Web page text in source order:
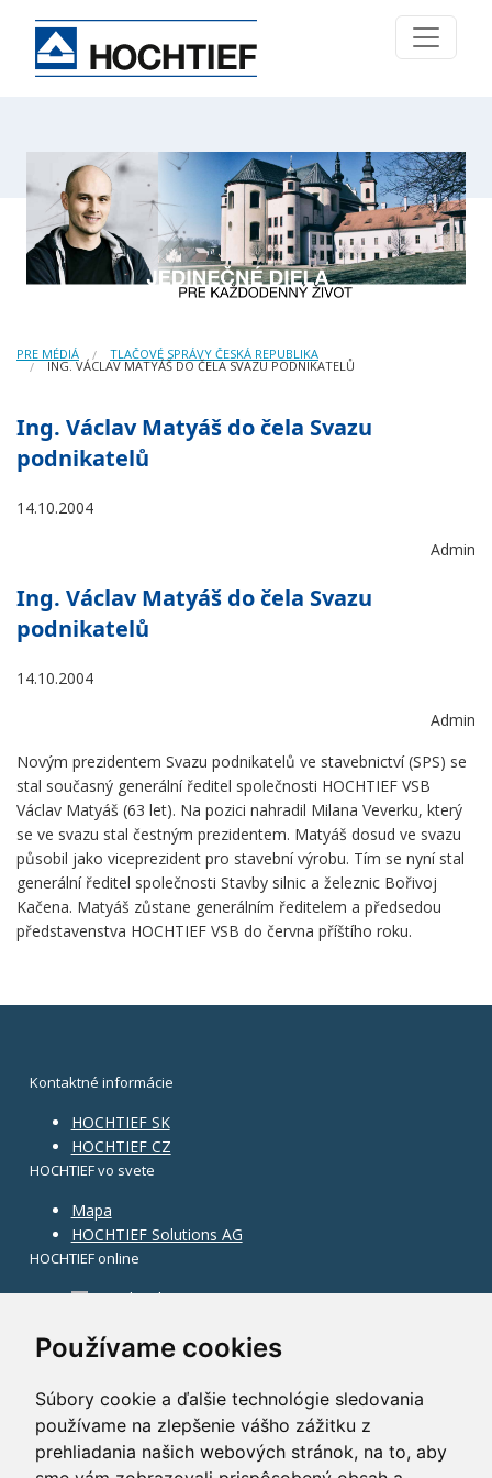
Používame cookies
Súbory cookie a ďalšie technológie sledovania
používame na zlepšenie vášho zážitku z
prehliadania našich webových stránok, na to, aby
PRE MÉDIÁ TLAČOVÉ SPRÁVY ČESKÁ REPUBLIKA
ING. VÁCLAV MATYÁŠ DO ČELA SVAZU PODNIKATELŮ
Ing. Václav Matyáš do čela Svazu
podnikatelů
14.10.2004
Admin
Ing. Václav Matyáš do čela Svazu
podnikatelů
14.10.2004
Admin
Novým prezidentem Svazu podnikatelů ve stavebnictví (SPS) se
stal současný generální ředitel společnosti HOCHTIEF VSB
Václav Matyáš (63 let). Na pozici nahradil Milana Veverku, který
se ve svazu stal čestným prezidentem. Matyáš dosud ve svazu
působil jako viceprezident pro stavební výrobu. Tím se nyní stal
generální ředitel společnosti Stavby silnic a železnic Bořivoj
Kačena. Matyáš zůstane generálním ředitelem a předsedou
představenstva HOCHTIEF VSB do června příštího roku.
Kontaktné informácie
HOCHTIEF SK
HOCHTIEF CZ
HOCHTIEF vo svete
Mapa
HOCHTIEF Solutions AG
HOCHTIEF online
Facebook